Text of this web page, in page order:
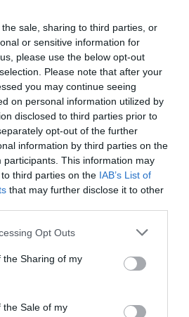
sale, sharing to third parties, or
or sensitive information for
please use the below opt-out
Please note that after your
you may continue seeing
on personal information utilized by
disclosed to third parties prior to
opt-out of the further
information by third parties on the
participants. This information may
third parties on the IAB’s List of
that may further disclose it to other
app uses one or more Google
usage behaviour. You may click to
Google and its third-party tags to
purposes in below Google
Opt Outs
the Sharing of my
the Sale of my
επιστρέφει στην Ιστιαία!
στοGoogle News
ειδήσεις για την Εύβοια
τελευταίες ειδήσειςγια την
στοevima.gr
ΕΙΔΗΣΕΙΣ ΕΥΒΟΙΑ
ΠΡΩΤΟΜΑΓΙΑ
ΕΙΔΗΣΕΩΝ
Εύβοιας με